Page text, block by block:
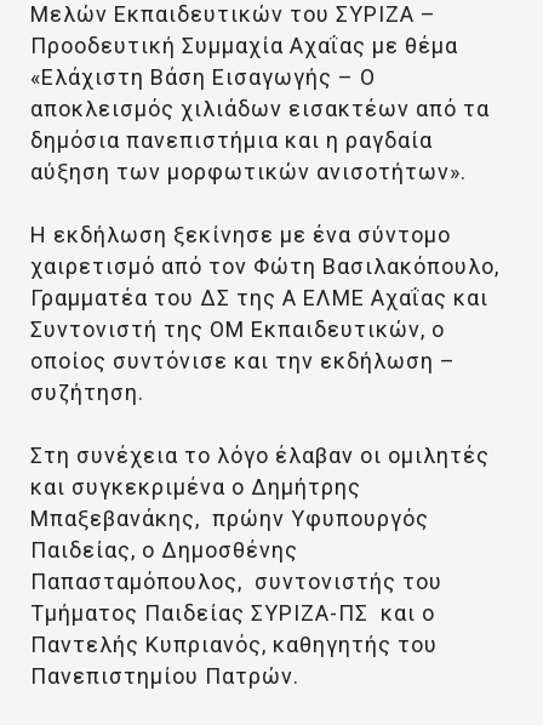
Μελών Εκπαιδευτικών του ΣΥΡΙΖΑ –
Προοδευτική Συμμαχία Αχαΐας με θέμα
«Ελάχιστη Βάση Εισαγωγής – Ο
αποκλεισμός χιλιάδων εισακτέων από τα
δημόσια πανεπιστήμια και η ραγδαία
αύξηση των μορφωτικών ανισοτήτων».
Η εκδήλωση ξεκίνησε με ένα σύντομο
χαιρετισμό από τον Φώτη Βασιλακόπουλο,
Γραμματέα του ΔΣ της Α ΕΛΜΕ Αχαΐας και
Συντονιστή της ΟΜ Εκπαιδευτικών, ο
οποίος συντόνισε και την εκδήλωση –
συζήτηση.
Στη συνέχεια το λόγο έλαβαν οι ομιλητές
και συγκεκριμένα ο Δημήτρης
Μπαξεβανάκης, πρώην Υφυπουργός
Παιδείας, ο Δημοσθένης
Παπασταμόπουλος, συντονιστής του
Τμήματος Παιδείας ΣΥΡΙΖΑ-ΠΣ και ο
Παντελής Κυπριανός, καθηγητής του
Πανεπιστημίου Πατρών.